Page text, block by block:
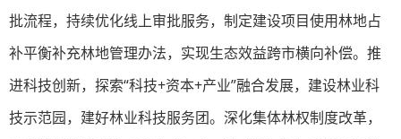
批流程，持续优化线上审批服务，制定建设项目使用林地占
补平衡补充林地管理办法，实现生态效益跨市横向补偿。推
进科技创新，探索“科技+资本+产业”融合发展，建设林业科
技示范园，建好林业科技服务团。深化集体林权制度改革，